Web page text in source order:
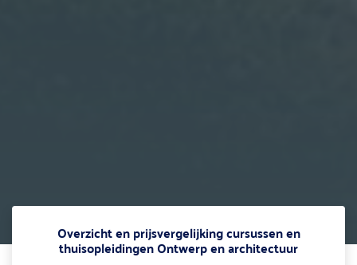
Overzicht en prijsvergelijking cursussen en
thuisopleidingen Ontwerp en architectuur